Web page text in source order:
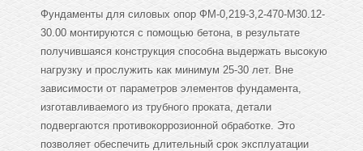
Фундаменты для силовых опор ФМ-0,219-3,2-470-М30.12-
30.00 монтируются с помощью бетона, в результате
получившаяся конструкция способна выдержать высокую
нагрузку и прослужить как минимум 25-30 лет. Вне
зависимости от параметров элементов фундамента,
изготавливаемого из трубного проката, детали
подвергаются противокоррозионной обработке. Это
позволяет обеспечить длительный срок эксплуатации